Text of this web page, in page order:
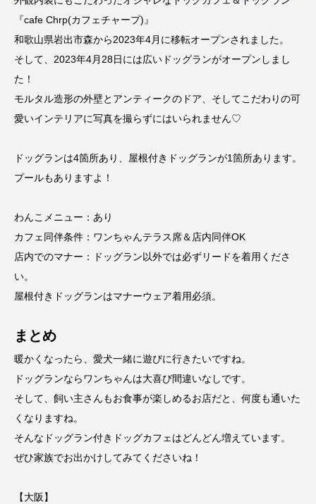
『cafe Chrp(カフェチャープ)』
和歌山県岩出市森から2023年4月に移転オープンされました。
そして、2023年4月28日には広いドッグランがオープンしまし
た！
モルタル造形の外壁とアンティークのドア、そしてこだわりの可
愛いインテリアに写真を撮らずにはいられません♡
ドッグランは4箇所あり、屋根付きドッグランが1箇所あります。
プールもありますよ！
わんこメニュー：あり
カフェ同伴条件：ワンちゃんテラス席＆店内同伴OK
店内でのマナー：ドッグラン以外では必ずリードを着用くださ
い。
屋根付きドッグランはマナーウェア着用必須。
まとめ
暖かくなったら、愛犬一緒に遊びに行きたいですね。
ドッグランならワンちゃんは大喜び間違いなしです。
そして、飼い主さんもお食事が楽しめるお店だと、何度も通いた
くなりますね。
そんなドッグラン付きドッグカフェはどんどん増えています。
ぜひ家族でお出かけしてみてくださいね！
【大阪】